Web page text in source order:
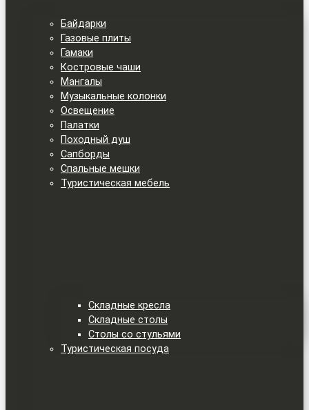
Байдарки
Газовые плиты
Гамаки
Костровые чаши
Мангалы
Музыкальные колонки
Освещение
Палатки
Походный душ
Сапборды
Спальные мешки
Туристическая мебель
Складные кресла
Складные столы
Столы со стульями
Туристическая посуда